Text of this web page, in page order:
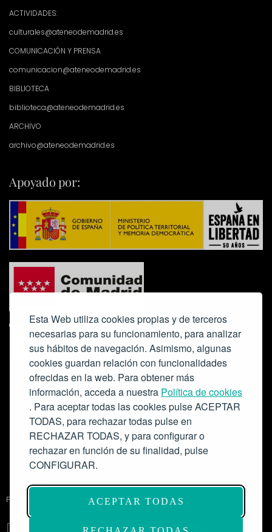
Esta Web utiliza cookies propias y de terceros
necesarias para su funcionamiento, para analizar
sus hábitos de navegación. Asimismo, algunas
cookies guardan relación con funcionalidades
ofrecidas en la web. Para obtener más
información, acceda a nuestra Política de cookies
. Para aceptar todas las cookies pulse ACEPTAR
TODAS, para rechazar todas pulse en
RECHAZAR TODAS, y para configurar o
rechazar en función de su finalidad, pulse
CONFIGURAR.
ACEPTAR TODAS
ACTIVIDADES:
culturales@ateneodemadrid.es
COMUNICACIÓN Y PRENSA
comunicacion@ateneodemadrid.es
BIBLIOTECA
biblioteca@ateneodemadrid.es
ARCHIVO
archivo@ateneodemadrid.es
Apoyado por:
Colabora:
Proyecto de modernización de infraestructuras y digitalización del
Salón de Actos del Ateneo de Madrid como espacio escénico-musical.
Subvención: 175.000€